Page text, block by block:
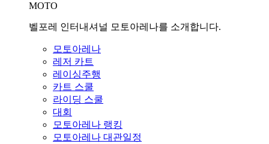
MOTO
벨포레 인터내셔널 모토아레나를 소개합니다.
모토아레나
레저 카트
레이싱주행
카트 스쿨
라이딩 스쿨
대회
모토아레나 랭킹
모토아레나 대관일정